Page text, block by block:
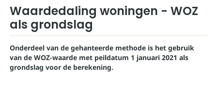
Waardedaling woningen - WOZ
als grondslag
Onderdeel van de gehanteerde methode is het gebruik
van de WOZ-waarde met peildatum 1 januari 2021 als
grondslag voor de berekening.